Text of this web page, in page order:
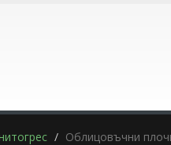
Облицовъчни